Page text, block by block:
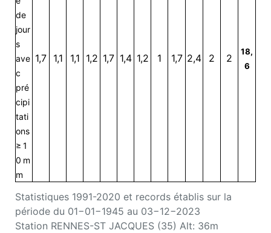
Statistiques 1991-2020 et records établis sur la
période du 01−01−1945 au 03−12−2023
Station RENNES-ST JACQUES (35) Alt: 36m
de
jour
s
ave
c
pré
cipi
tati
ons
≥ 1
0 m
m
1,7 1,1 1,1 1,2 1,7 1,4 1,2 1 1,7 2,4 2 2
18,
6